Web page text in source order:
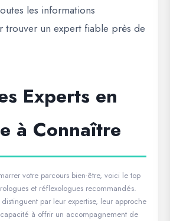
les informations
trouver un expert fiable près de
Experts en
à Connaître
votre parcours bien-être, voici le top
et réflexologues recommandés.
distinguent par leur expertise, leur approche
à offrir un accompagnement de